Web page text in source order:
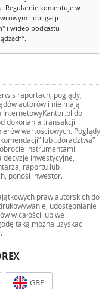
Regularnie komentuje w
i obligacji.
i wideo podcastu
raportach, poglądy,
autorów i nie mają
do
dokonania transakcji
wartościowych. Poglądy
lub „doradztwa”
instrumentami
decyzje inwestycyjne,
raportu lub
ponosi inwestor.
praw autorskich do
udostępnianie
w całości lub we
taką można uzyskać
.
GBP